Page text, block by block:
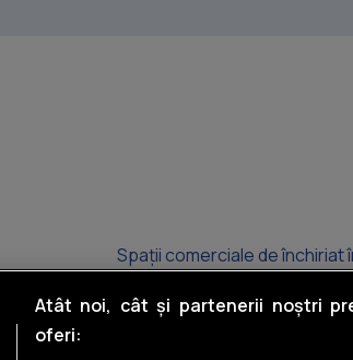
Spații comerciale de închiriat
Spații comerciale de închiriat
Atât noi, cât și partenerii noștri
oferi: